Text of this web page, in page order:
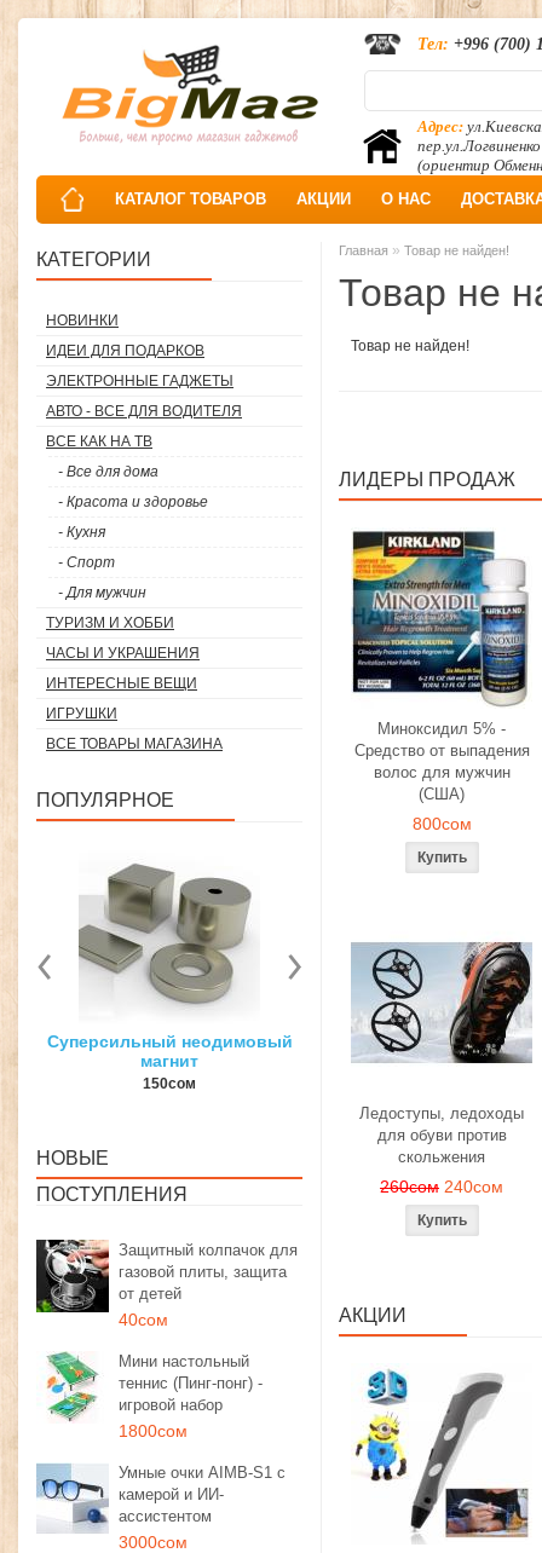
Адрес:
пер.ул.Логвиненко
(ориентир
Тел: +996 (700)
КАТАЛОГ ТОВАРОВ АКЦИИ О НАС
КАТЕГОРИИ
НОВИНКИ
ИДЕИ ДЛЯ ПОДАРКОВ
ЭЛЕКТРОННЫЕ ГАДЖЕТЫ
АВТО - ВСЕ ДЛЯ ВОДИТЕЛЯ
ВСЕ КАК НА ТВ
- Все для дома
- Красота и здоровье
- Кухня
- Спорт
- Для мужчин
ТУРИЗМ И ХОББИ
ЧАСЫ И УКРАШЕНИЯ
ИНТЕРЕСНЫЕ ВЕЩИ
ИГРУШКИ
ВСЕ ТОВАРЫ МАГАЗИНА
ПОПУЛЯРНОЕ
3D ручка для объемного
рисования
1350сом 1190сом
Загуститель волос
27гр
НОВЫЕ
ПОСТУПЛЕНИЯ
Защитный колпачок для
газовой плиты, защита
от детей
40сом
Мини настольный
теннис (Пинг-понг) -
игровой набор
1800сом
Умные очки AIMB-S1 с
камерой и ИИ-
ассистентом
3000сом
Главная » Товар не найден!
Товар не
Товар не найден!
ЛИДЕРЫ ПРОДАЖ
Миноксидил 5% -
Средство от выпадения
волос для мужчин
(США)
800сом
Ледоступы, ледоходы
для обуви против
скольжения
260сом 240сом
АКЦИИ